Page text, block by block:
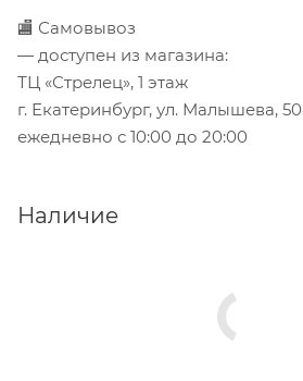
🏬 Самовывоз
— доступен из магазина:
ТЦ «Стрелец», 1 этаж
г. Екатеринбург, ул. Малышева, 50
ежедневно с 10:00 до 20:00
Наличие